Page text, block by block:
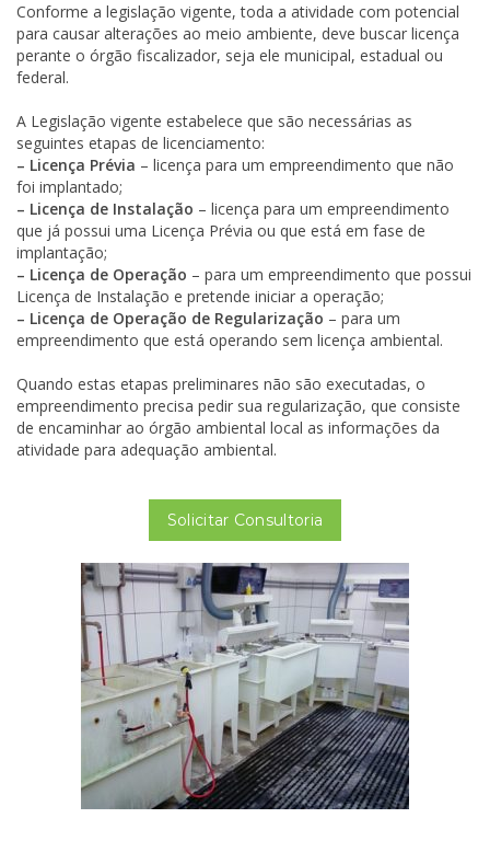
Conforme a legislação vigente, toda a atividade com potencial
para causar alterações ao meio ambiente, deve buscar licença
perante o órgão fiscalizador, seja ele municipal, estadual ou
federal.
A Legislação vigente estabelece que são necessárias as
seguintes etapas de licenciamento:
– Licença Prévia – licença para um empreendimento que não
foi implantado;
– Licença de Instalação – licença para um empreendimento
que já possui uma Licença Prévia ou que está em fase de
implantação;
– Licença de Operação – para um empreendimento que possui
Licença de Instalação e pretende iniciar a operação;
– Licença de Operação de Regularização – para um
empreendimento que está operando sem licença ambiental.
Quando estas etapas preliminares não são executadas, o
empreendimento precisa pedir sua regularização, que consiste
de encaminhar ao órgão ambiental local as informações da
atividade para adequação ambiental.
Solicitar Consultoria